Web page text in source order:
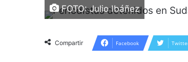
FOTO: Julio Ibáñez
Compartir Facebook